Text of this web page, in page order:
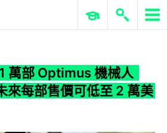
ERP 與商業 AI
萬部 Optimus 機械人
來每部售價可低至 2 萬美